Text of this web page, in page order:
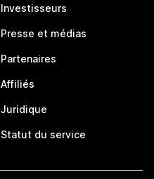
Investisseurs
Presse et médias
Partenaires
Affiliés
Juridique
Statut du service